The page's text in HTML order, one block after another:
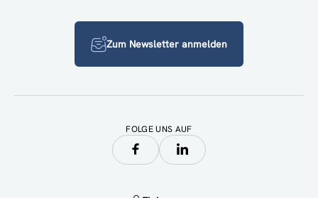
Zum Newsletter anmelden
FOLGE UNS AUF